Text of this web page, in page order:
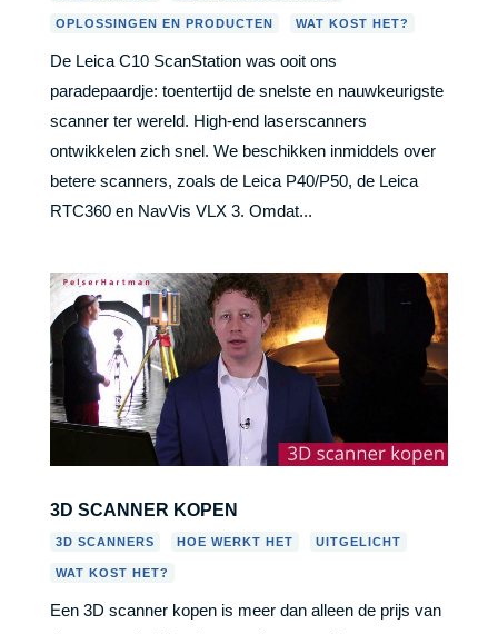
OPLOSSINGEN EN PRODUCTEN WAT KOST HET?
De Leica C10 ScanStation was ooit ons
paradepaardje: toentertijd de snelste en nauwkeurigste
scanner ter wereld. High-end laserscanners
ontwikkelen zich snel. We beschikken inmiddels over
betere scanners, zoals de Leica P40/P50, de Leica
RTC360 en NavVis VLX 3. Omdat...
3D SCANNER KOPEN
3D SCANNERS HOE WERKT HET UITGELICHT
WAT KOST HET?
Een 3D scanner kopen is meer dan alleen de prijs van